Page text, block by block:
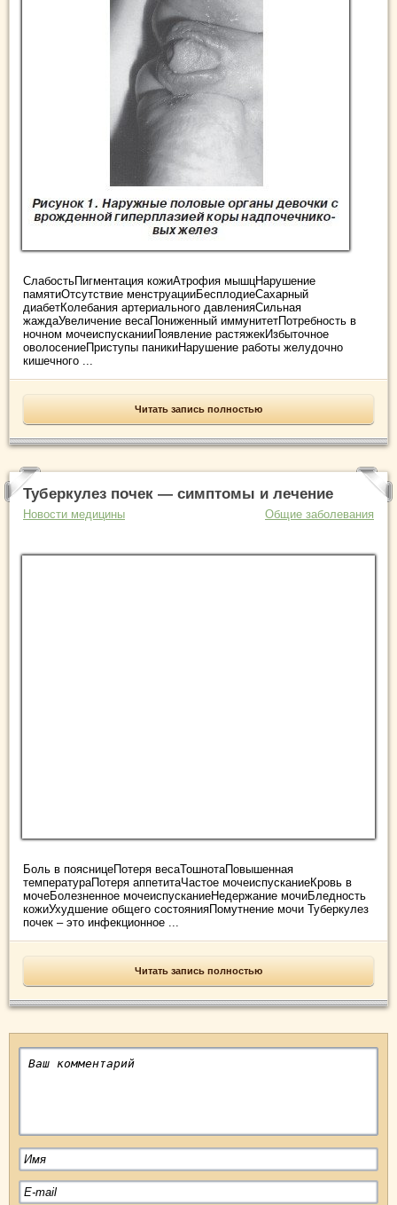
СлабостьПигментация кожиАтрофия мышцНарушение
памятиОтсутствие менструацииБесплодиеСахарный
диабетКолебания артериального давленияСильная
жаждаУвеличение весаПониженный иммунитетПотребность в
ночном мочеиспусканииПоявление растяжекИзбыточное
оволосениеПриступы паникиНарушение работы желудочно
кишечного ...
Читать запись полностью
Туберкулез почек — симптомы и лечение
Новости медицины Общие заболевания
Боль в поясницеПотеря весаТошнотаПовышенная
температураПотеря аппетитаЧастое мочеиспусканиеКровь в
мочеБолезненное мочеиспусканиеНедержание мочиБледность
кожиУхудшение общего состоянияПомутнение мочи Туберкулез
почек – это инфекционное ...
Читать запись полностью